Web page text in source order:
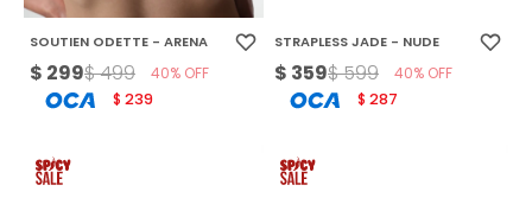
SOUTIEN ODETTE - ARENA
$ 299$499 40
$ 239
STRAPLESS JADE - NUDE
$ 359$599 40
$ 287